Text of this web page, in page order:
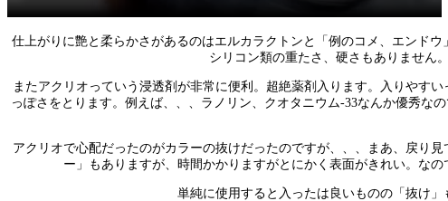
仕上がりに艶と柔らかさがあるのはエルカラクトンと「例のコメ、エンド
シリコン類の重たさ、硬さもありません
またアクリオっていう浸透剤が非常に便利。超絶薬剤入ります。入りやす
っぽさをとります。例えば、、、ラノリン、クオタニウム-33なんか優秀な
アクリオで心配だったのがカラーの抜けだったのですが、、、まあ、戻り
ー」もありますが、時間かかりますがとにかく表面がきれい。な
単純に使用すると入ったは良いものの「抜け